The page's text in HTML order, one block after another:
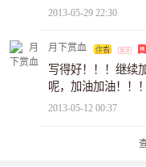
2013-05-29 22:30
月下赏血
写得好！！！继续
呢，加油加油！！！
2013-05-12 00:37